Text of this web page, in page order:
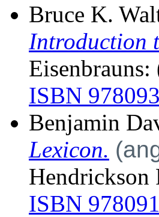
Bruce K.
Introduction
ISBN
Benjamin
Lexicon.
Hendrickson
ISBN